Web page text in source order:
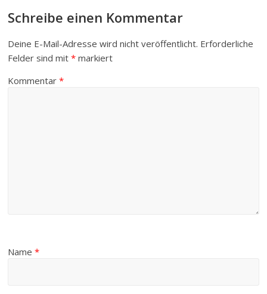
Schreibe einen Kommentar
Deine E-Mail-Adresse wird nicht veröffentlicht. Erforderliche
Felder sind mit* markiert
Kommentar*
Name*